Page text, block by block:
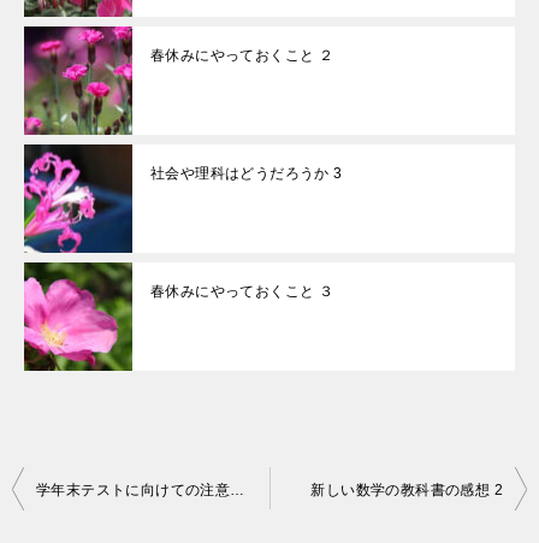
春休みにやっておくこと ２
社会や理科はどうだろうか 3
春休みにやっておくこと ３
投
学年末テストに向けての注意事項 3 新しい数学の教科書の感想 2